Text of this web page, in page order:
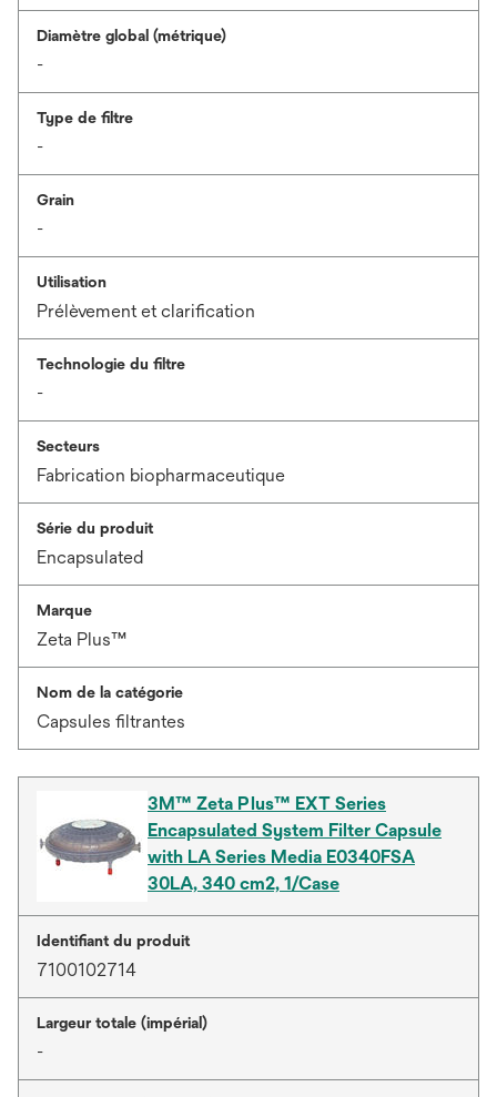
Diamètre global (métrique)
-
Type de filtre
-
Grain
-
Utilisation
Prélèvement et clarification
Technologie du filtre
-
Secteurs
Fabrication biopharmaceutique
Série du produit
Encapsulated
Marque
Zeta Plus™
Nom de la catégorie
Capsules filtrantes
3M™ Zeta Plus™ EXT Series
Encapsulated System Filter Capsule
with LA Series Media E0340FSA
30LA, 340 cm2, 1/Case
Identifiant du produit
7100102714
Largeur totale (impérial)
-